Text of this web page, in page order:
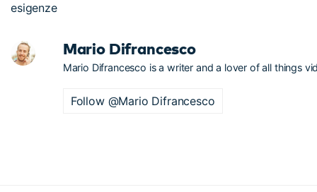
esigenze
Mario Difrancesco
Mario Difrancesco is a writer and a lover of all things
Follow @Mario Difrancesco